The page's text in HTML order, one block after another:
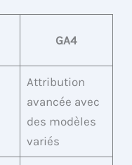
GA4
Attribution
avancée avec
des modèles
variés